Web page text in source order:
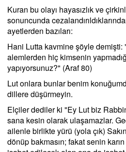
Kuran bu olayı hayasızlık ve
sonuncunda
ayetlerden bazıları:
Hani Lutta kavmine şöyle
alemlerden hiç kimsenin
yapıyorsunuz?" (Araf 80)
Lut onlara bunlar benim
dillere düşürmeyin.
Elçiler dediler ki "Ey Lut biz
sana kesin olarak ulaşamazlar.
ailenle birlikte yürü (yola çık)
dönüp bakmasın; fakat senin